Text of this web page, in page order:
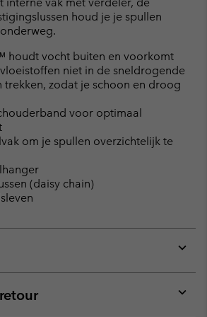
interne vak met verdeler, de
houd je je spullen
houdt vocht buiten en voorkomt
niet in de sneldrogende
trekken, zodat je schoon en droog
voor optimaal
om je spullen overzichtelijk te
(daisy chain)
or